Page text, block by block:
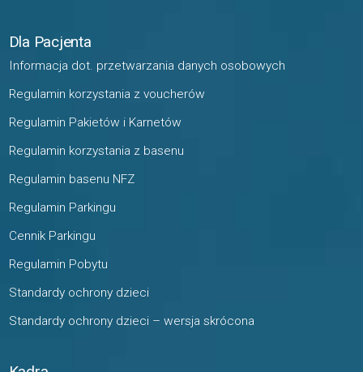
Dla Pacjenta
Informacja dot. przetwarzania danych osobowych
Regulamin korzystania z voucherów
Regulamin Pakietów i Karnetów
Regulamin korzystania z basenu
Regulamin basenu NFZ
Regulamin Parkingu
Cennik Parkingu
Regulamin Pobytu
Standardy ochrony dzieci
Standardy ochrony dzieci – wersja skrócona